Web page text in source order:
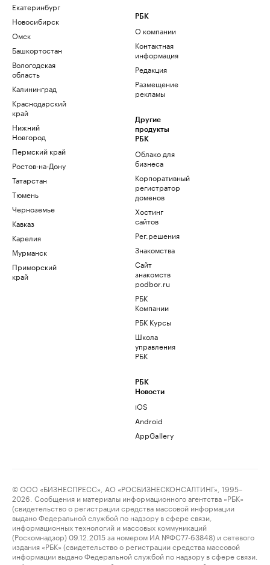
Екатеринбург
Новосибирск
Омск
Башкортостан
Вологодская
область
Калининград
Краснодарский
край
Нижний
Новгород
Пермский край
Ростов-на-Дону
Татарстан
Тюмень
Черноземье
Кавказ
Карелия
Мурманск
Приморский
край
РБК
О компании
Контактная
информация
Редакция
Размещение
рекламы
Другие
продукты
РБК
Облако для
бизнеса
Корпоративный
регистратор
доменов
Хостинг
сайтов
Рег.решения
Знакомства
Сайт
знакомств
podbor.ru
РБК
Компании
РБК Курсы
Школа
управления
РБК
РБК
Новости
iOS
Android
AppGallery
© ООО «БИЗНЕСПРЕСС», АО «РОСБИЗНЕСКОНСАЛТИНГ», 1995–
2026. Сообщения и материалы информационного агентства «РБК»
(свидетельство о регистрации средства массовой информации
выдано Федеральной службой по надзору в сфере связи,
информационных технологий и массовых коммуникаций
(Роскомнадзор) 09.12.2015 за номером ИА №ФС77-63848) и сетевого
издания «РБК» (свидетельство о регистрации средства массовой
информации выдано Федеральной службой по надзору в сфере связи,